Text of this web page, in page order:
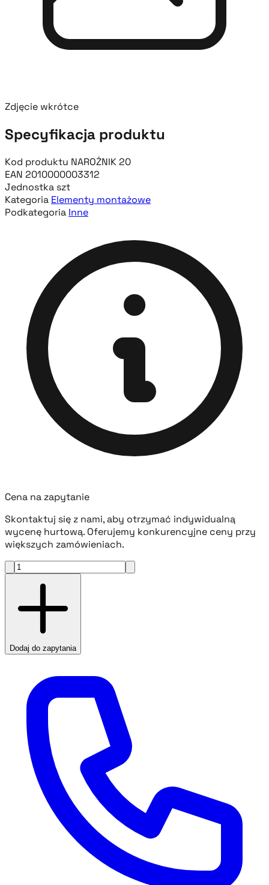
Zdjęcie wkrótce
Specyfikacja produktu
Kod produktu NAROŻNIK 20
EAN 2010000003312
Jednostka szt
Kategoria Elementy montażowe
Podkategoria Inne
Cena na zapytanie
Skontaktuj się z nami, aby otrzymać indywidualną
wycenę hurtową. Oferujemy konkurencyjne ceny przy
większych zamówieniach.
Dodaj do zapytania